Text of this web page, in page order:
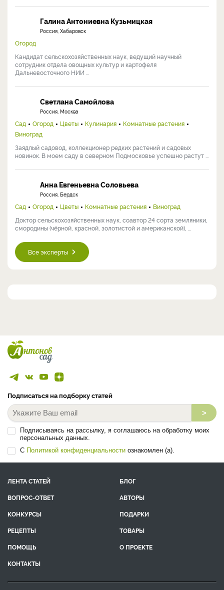
Галина Антониевна Кузьмицкая
Россия, Хабаровск
Огород
Кандидат сельскохозяйственных наук, ведущий научный
сотрудник отдела овощных культур и картофеля
Дальневосточного НИИ ...
Светлана Самойлова
Россия, Москва
Сад Огород Цветы Кулинария
Комнатные растения
Виноград
Заядлый садовод, коллекционер редких растений и садовых
новинок. В моем саду в северном Подмосковье успешно растут ...
Анна Евгеньевна Соловьева
Россия, Бердск
Сад Огород Цветы Комнатные растения
Виноград
Доктор сельскохозяйственных наук, соавтор 24 сорта земляники,
смородины (чёрной, красной, золотистой и американской), ...
Все эксперты
Подписаться на подборку статей
>
Подписываясь на рассылку, я соглашаюсь на обработку моих
персональных данных.
С Политикой конфиденциальности ознакомлен (а).
ЛЕНТА СТАТЕЙ
БЛОГ
ВОПРОС-ОТВЕТ
АВТОРЫ
КОНКУРСЫ
ПОДАРКИ
РЕЦЕПТЫ
ТОВАРЫ
ПОМОЩЬ
О ПРОЕКТЕ
КОНТАКТЫ